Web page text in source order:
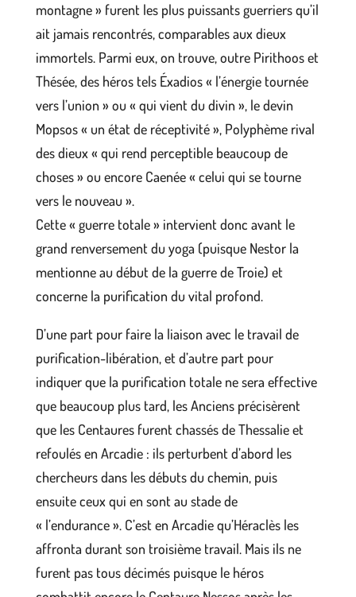
montagne » furent les plus puissants guerriers qu’il
ait jamais rencontrés, comparables aux dieux
immortels. Parmi eux, on trouve, outre Pirithoos et
Thésée, des héros tels Éxadios « l’énergie tournée
vers l’union » ou « qui vient du divin », le devin
Mopsos « un état de réceptivité », Polyphème rival
des dieux « qui rend perceptible beaucoup de
choses » ou encore Caenée « celui qui se tourne
vers le nouveau ».
Cette « guerre totale » intervient donc avant le
grand renversement du yoga (puisque Nestor la
mentionne au début de la guerre de Troie) et
concerne la purification du vital profond.
D’une part pour faire la liaison avec le travail de
purification-libération, et d’autre part pour
indiquer que la purification totale ne sera effective
que beaucoup plus tard, les Anciens précisèrent
que les Centaures furent chassés de Thessalie et
refoulés en Arcadie : ils perturbent d’abord les
chercheurs dans les débuts du chemin, puis
ensuite ceux qui en sont au stade de
« l’endurance ». C’est en Arcadie qu’Héraclès les
affronta durant son troisième travail. Mais ils ne
furent pas tous décimés puisque le héros